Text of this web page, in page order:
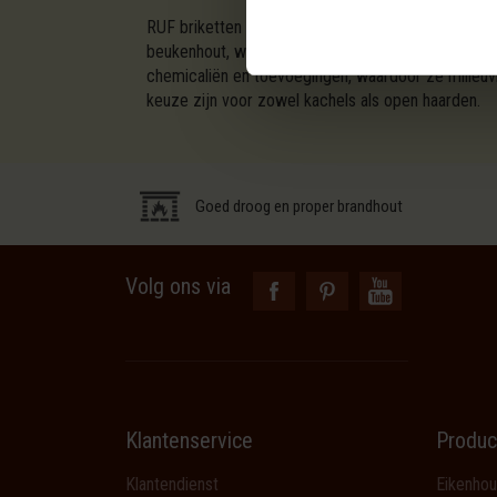
RUF briketten van beukenhout zijn
beukenhout, wat zorgt voor een hoge
chemicaliën en toevoegingen, waardoor ze
keuze zijn voor zowel kachels als open haarden.
Goed droog en proper brandhout
Volg ons via
Klantenservice
Klantendienst